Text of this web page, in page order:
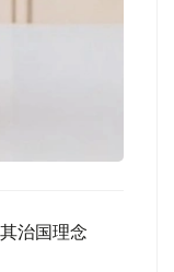
治国理念